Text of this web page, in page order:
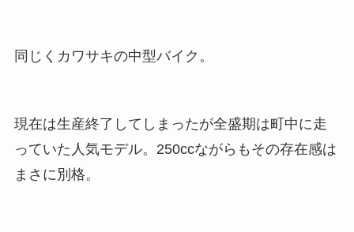
同じくカワサキの中型バイク。
現在は生産終了してしまったが全盛期は町中に走
っていた人気モデル。250ccながらもその存在感は
まさに別格。